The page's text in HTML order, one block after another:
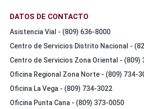
DATOS DE CONTACTO
Asistencia Vial - (809) 636-8000
Centro de Servicios Distrito Nacional -
Centro de Servicios Zona Oriental - (809)
Oficina Regional Zona Norte - (809) 734-
Oficina La Vega - (809) 734-3022
Oficina Punta Cana - (809) 373-0050